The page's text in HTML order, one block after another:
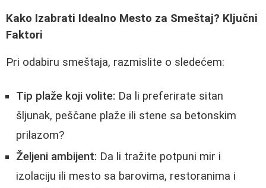
Kako Izabrati Idealno Mesto za Smeštaj? Ključni
Faktori
Pri odabiru smeštaja, razmislite o sledećem:
Tip plaže koji volite: Da li preferirate sitan
šljunak, peščane plaže ili stene sa betonskim
prilazom?
Željeni ambijent: Da li tražite potpuni mir i
izolaciju ili mesto sa barovima, restoranima i